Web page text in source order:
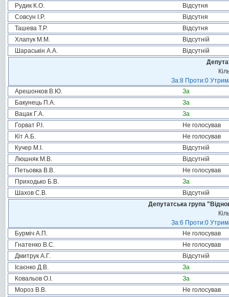
Рудик К.О.
Відсутня
Совсун І.Р.
Відсутня
Ташева Т.Р.
Відсутня
Хлапук М.М.
Відсутній
Шараськін А.А.
Відсутній
За:8 Проти:0
Арешонков В.Ю.
За
Бакунець П.А.
За
Вацак Г.А.
За
Горват Р.І.
Не голосував
Кіт А.Б.
Не голосував
Кучер М.І.
Відсутній
Люшняк М.В.
Відсутній
Петьовка В.В.
Не голосував
Приходько Б.В.
За
Шахов С.В.
Відсутній
Депутатська група
За:6 Проти:0
Бурміч А.П.
Не голосував
Гнатенко В.С.
Не голосував
Дмитрук А.Г.
Відсутній
Ісаєнко Д.В.
За
Ковальов О.І.
За
Мороз В.В.
Не голосував